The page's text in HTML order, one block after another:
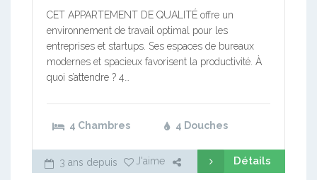
CET APPARTEMENT DE QUALITÉ offre un
environnement de travail optimal pour les
entreprises et startups. Ses espaces de bureaux
modernes et spacieux favorisent la productivité. À
quoi s’attendre ? 4…
4 Chambres 4 Douches
3 ans depuis J'aime Détails